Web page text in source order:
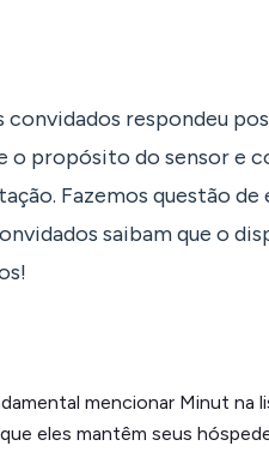
convidados respondeu
o propósito do sensor e
Fazemos questão
saibam que o
mencionar Minut na
eles mantêm seus